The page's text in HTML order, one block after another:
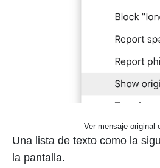
Ver mensaje original
Una lista de texto como la
la pantalla.